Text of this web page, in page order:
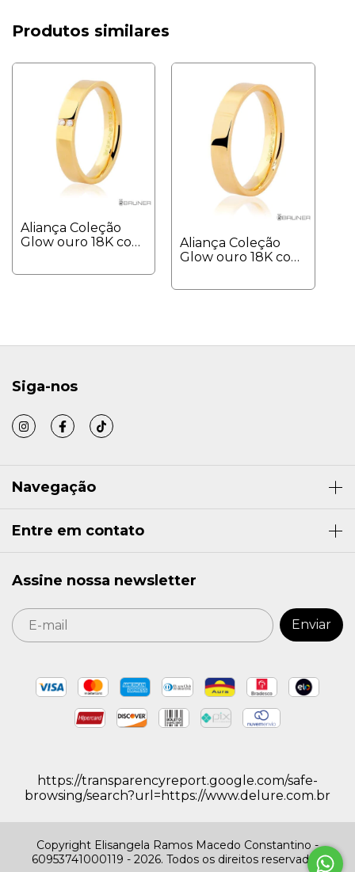
Produtos similares
Aliança Coleção
Glow ouro 18K com
4mm largura
Aliança Coleção
Glow ouro 18K com
quadrada
Siga-nos
Navegação
Entre em contato
Assine nossa newsletter
https://transparencyreport.google.com/safe-
browsing/search?url=https://www.delure.com.br
Copyright Elisangela Ramos Macedo Constantino -
60953741000119 - 2026. Todos os direitos reservados.